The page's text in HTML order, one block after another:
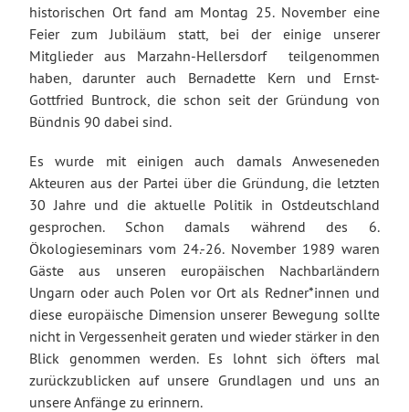
historischen Ort fand am Montag 25. November eine
Feier zum Jubiläum statt, bei der einige unserer
Mitglieder aus Marzahn-Hellersdorf teilgenommen
haben, darunter auch Bernadette Kern und Ernst-
Gottfried Buntrock, die schon seit der Gründung von
Bündnis 90 dabei sind.
Es wurde mit einigen auch damals Anweseneden
Akteuren aus der Partei über die Gründung, die letzten
30 Jahre und die aktuelle Politik in Ostdeutschland
gesprochen. Schon damals während des 6.
Ökologieseminars vom 24.-26. November 1989 waren
Gäste aus unseren europäischen Nachbarländern
Ungarn oder auch Polen vor Ort als Redner*innen und
diese europäische Dimension unserer Bewegung sollte
nicht in Vergessenheit geraten und wieder stärker in den
Blick genommen werden. Es lohnt sich öfters mal
zurückzublicken auf unsere Grundlagen und uns an
unsere Anfänge zu erinnern.